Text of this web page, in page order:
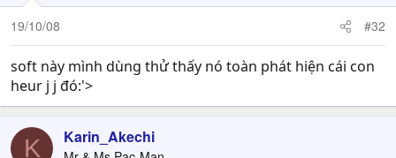
19/10/08 #32
soft này mình dùng thử thấy nó toàn phát hiện cái con
heur j j đó:'>
K Karin_Akechi